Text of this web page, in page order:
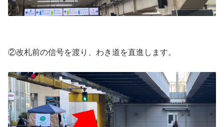
②改札前の信号を渡り、わき道を直進します。